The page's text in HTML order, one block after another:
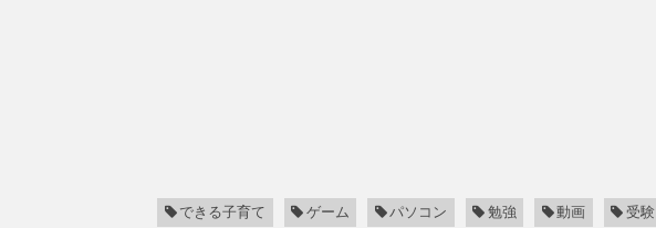
できる子育て ゲーム パソコン 勉強 動画 受験